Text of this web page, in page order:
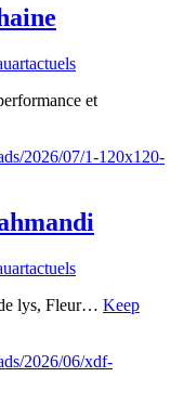
et
2026/07/1-120x120-
lys, Fleur… Keep
2026/06/xdf-